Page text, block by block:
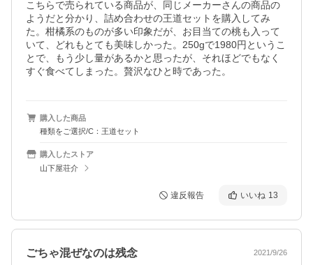
こちらで売られている商品が、同じメーカーさんの商品の
ようだと分かり、詰め合わせの王道セットを購入してみ
た。柑橘系のものが多い印象だが、お目当ての桃も入って
いて、どれもとても美味しかった。250gで1980円というこ
とで、もう少し量があるかと思ったが、それほどでもなく
すぐ食べてしまった。贅沢なひと時であった。
購入した商品
種類をご選択/C：王道セット
購入したストア
山下屋荘介
違反報告 いいね 13
ごちゃ混ぜなのは残念 2021/9/26